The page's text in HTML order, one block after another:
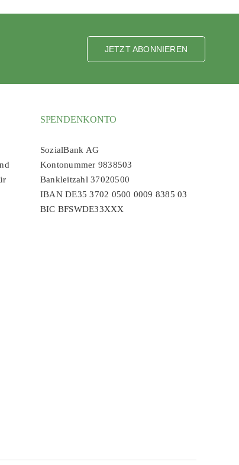
JETZT ABONNIEREN
SPENDENKONTO
SozialBank AG
Kontonummer 9838503
Bankleitzahl 37020500
IBAN DE35 3702 0500 0009 8385 03
BIC BFSWDE33XXX